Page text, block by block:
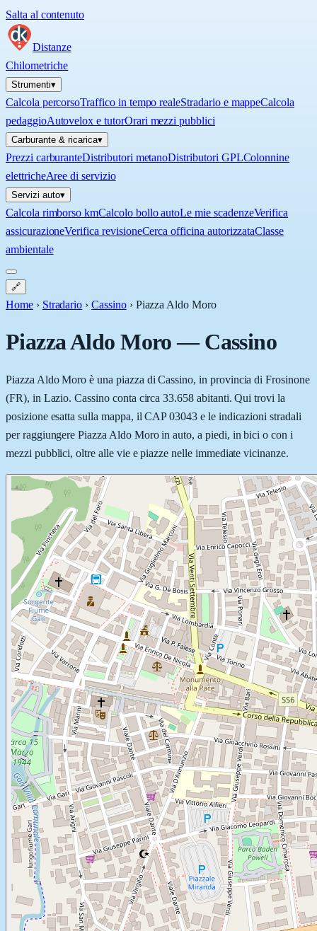
Salta al contenuto
Distanze
Chilometriche
Strumenti▾
Calcola percorsoTraffico in tempo realeStradario e mappeCalcola
pedaggioAutovelox e tutorOrari mezzi pubblici
Carburante & ricarica▾
Prezzi carburanteDistributori metanoDistributori GPLColonnine
elettricheAree di servizio
Servizi auto▾
Calcola rimborso kmCalcolo bollo autoLe mie scadenzeVerifica
assicurazioneVerifica revisioneCerca officina autorizzataClasse
ambientale
🔗
Home › Stradario › Cassino › Piazza Aldo Moro
Piazza Aldo Moro—Cassino
Piazza Aldo Moro è una piazza di Cassino, in provincia di Frosinone
(FR), in Lazio. Cassino conta circa 33.658 abitanti. Qui trovi la
posizione esatta sulla mappa, il CAP 03043 e le indicazioni stradali
per raggiungere Piazza Aldo Moro in auto, a piedi, in bici o con i
mezzi pubblici, oltre alle vie e piazze nelle immediate vicinanze.